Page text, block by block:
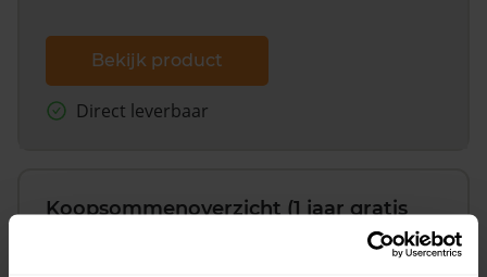
Bekijk product
Direct leverbaar
Koopsommenoverzicht (1 jaar gratis